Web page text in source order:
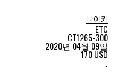
나이키
ETC
CT1265-300
2020년 04월 09일
170 USD
-